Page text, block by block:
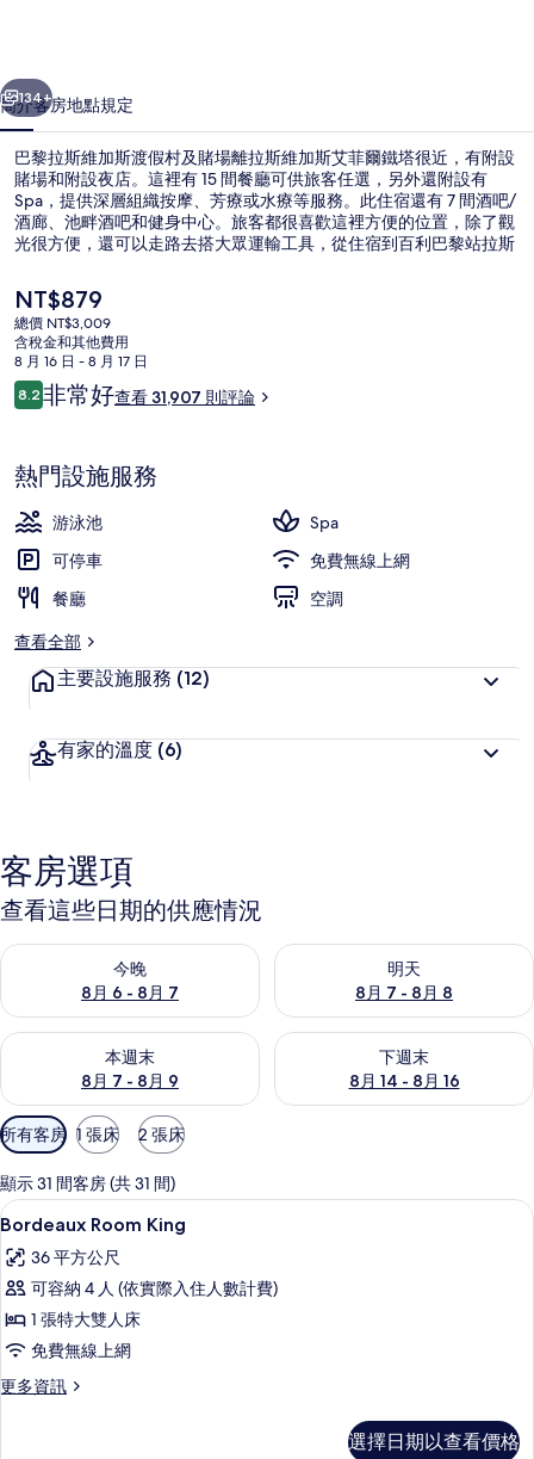
渡
假
村
及
賭
場
的
相
片
個 下一個
134+
簡介客房地點規定
巴黎拉斯維加斯渡假村及賭場離拉斯維加斯艾菲爾鐵塔很近，有附設
賭場和附設夜店。這裡有 15 間餐廳可供旅客任選，另外還附設有
Spa，提供深層組織按摩、芳療或水療等服務。此住宿還有 7 間酒吧/
酒廊、池畔酒吧和健身中心。旅客都很喜歡這裡方便的位置，除了觀
光很方便，還可以走路去搭大眾運輸工具，從住宿到百利巴黎站拉斯
11 分鐘。
目
前
的
價
格
是
NT$879
總價 NT$3,009
含稅金和其他費用
8 月 16 日 - 8 月 17 日
評
論
8.28.2 分，滿分 10 分，
非常好查看 31,907 則評論
熱門設施服務
游泳池
Spa
可停車
免費無線上網
餐廳
空調
查看全部
主要設施服務 (12)
有家的溫度 (6)
客房選項
查看這些日期的供應情況
今晚
8月 6 - 8月 7
查看今晚 (8月 6 - 8月 7) 的供應情況
明天
8月 7 - 8月 8
查看明天 (8月 7 - 8月 8) 的供
本週末
8月 7 - 8月 9
查看本週末 (8月 7 - 8月 9) 的供應情況
下週末
8月 14 - 8月 16
查看下週末 (8月 14 - 8月 16)
可
用
的
客
房
篩
選
條
所有客房 1 張床 2 張床
顯示 31 間客房 (共 31 間)
顯
示
Bordeaux
Room
King
的
所
高級寢具、迷你吧、客房內保險箱、書
4
Bordeaux Room King
36 平方公尺
可容納 4 人 (依實際入住人數計費)
1 張特大雙人床
免費無線上網
更多資訊
更
選擇日期以查看價格